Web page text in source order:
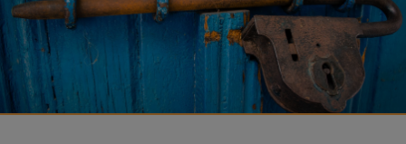
LEESTIJD: 2 MINUTEN